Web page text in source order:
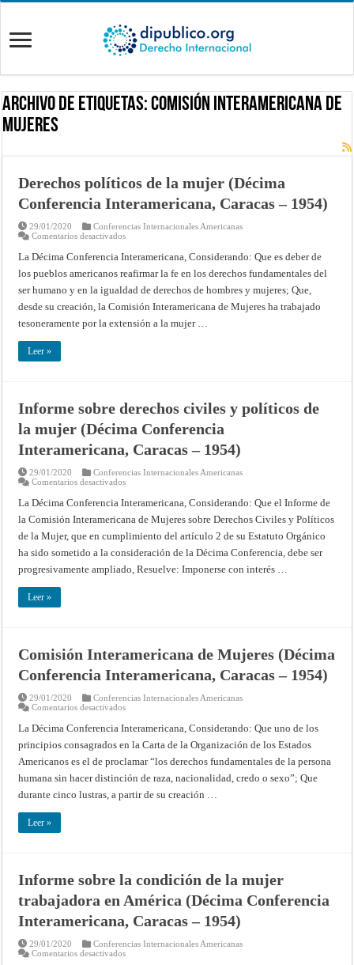
Archivo de Etiquetas:Comisión Interamericana de
Mujeres
Derechos políticos de la mujer (Décima
Conferencia Interamericana, Caracas – 1954)
29/01/2020
Conferencias Internacionales Americanas
Comentarios desactivadosen
políticos
de
la
(Décima
Conferencia
Interamericana,
Caracas
–
La Décima Conferencia Interamericana, Considerando: Que es deber de
los pueblos americanos reafirmar la fe en los derechos fundamentales del
ser humano y en la igualdad de derechos de hombres y mujeres; Que,
desde su creación, la Comisión Interamericana de Mujeres ha trabajado
tesoneramente por la extensión a la mujer …
Leer »
Informe sobre derechos civiles y políticos de
la mujer (Décima Conferencia
Interamericana, Caracas – 1954)
29/01/2020
Conferencias Internacionales Americanas
Comentarios desactivadosen
sobre
derechos
civiles
políticos
de
la
mujer
(Décima
La Décima Conferencia Interamericana, Considerando: Que el Informe de
la Comisión Interamericana de Mujeres sobre Derechos Civiles y Políticos
de la Mujer, que en cumplimiento del artículo 2 de su Estatuto Orgánico
ha sido sometido a la consideración de la Décima Conferencia, debe ser
progresivamente ampliado, Resuelve: Imponerse con interés …
Leer »
Comisión Interamericana de Mujeres (Décima
Conferencia Interamericana, Caracas – 1954)
29/01/2020
Conferencias Internacionales Americanas
Comentarios desactivadosen
Interamericana
de
Mujeres
Conferencia
Interamericana,
Caracas
–
1954)
La Décima Conferencia Interamericana, Considerando: Que uno de los
principios consagrados en la Carta de la Organización de los Estados
Americanos es el de proclamar “los derechos fundamentales de la persona
humana sin hacer distinción de raza, nacionalidad, credo o sexo”; Que
durante cinco lustras, a partir de su creación …
Leer »
Informe sobre la condición de la mujer
trabajadora en América (Décima Conferencia
Interamericana, Caracas – 1954)
29/01/2020
Conferencias Internacionales Americanas
Comentarios desactivadosen